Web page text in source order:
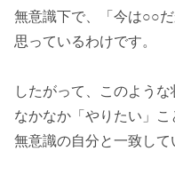
無意識下で、「今は○○
思っているわけです。
したがって、このような
なかなか「やりたい」こ
無意識の自分と一致して